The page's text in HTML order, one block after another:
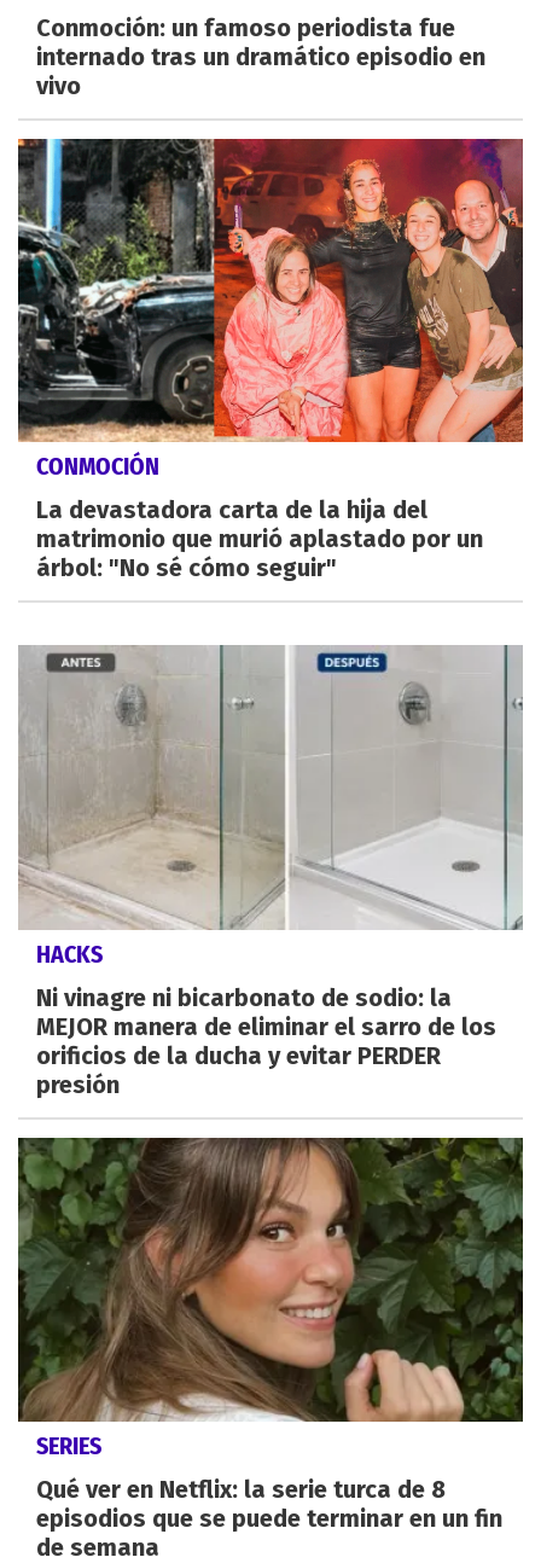
Conmoción: un famoso periodista fue
internado tras un dramático episodio en
vivo
CONMOCIÓN
La devastadora carta de la hija del
matrimonio que murió aplastado por un
árbol: "No sé cómo seguir"
HACKS
Ni vinagre ni bicarbonato de sodio: la
MEJOR manera de eliminar el sarro de los
orificios de la ducha y evitar PERDER
presión
SERIES
Qué ver en Netflix: la serie turca de 8
episodios que se puede terminar en un fin
de semana